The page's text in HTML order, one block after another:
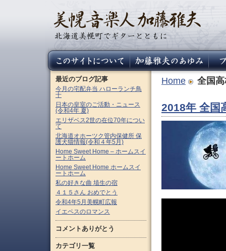
Home 全国
2018年 全国
最近のブログ記事
今月の宅配弁当 ハローランチ鳥
十
日本の皇室のご活動・ニュース
(令和4年 夏)
エリザベス2世の在位70年につい
て
北海道オホーツク管内保健所 保
護犬猫情報(令和４年5月)
Home Sweet Home – ホームスイ
ートホーム
Home Sweet Home ホームスイ
ートホーム
私の好きな曲 埴生の宿
４１５さん おめでとう
令和4年5月美幌町広報
イエペスのロマンス
コメントありがとう
カテゴリ一覧